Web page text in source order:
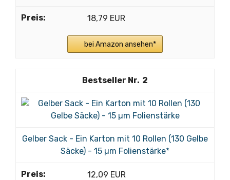
18,79 EUR
bei Amazon ansehen*
2
Gelber Sack - Ein Karton mit 10 Rollen (130 Gelbe
Säcke) - 15 µm Folienstärke*
12,09 EUR